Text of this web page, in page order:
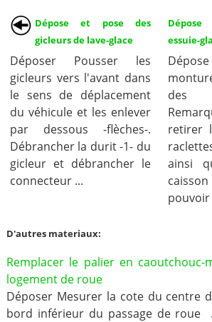
Dépose et pose des
gicleurs de lave-glace
Déposer Pousser les
gicleurs vers l'avant dans
le sens de déplacement
du véhicule et les enlever
par dessous -flèches-.
Débrancher la durit -1- du
gicleur et débrancher le
connecteur ...
essuie-
des
retirer
ainsi
pouvoir
D'autres materiaux:
Remplacer le palier en
logement de roue
Déposer Mesurer la cote du centre
bord inférieur du passage de roue